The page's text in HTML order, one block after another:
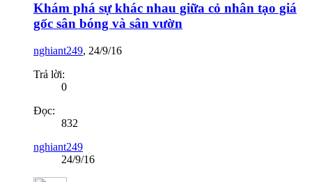
Khám phá sự khác nhau giữa cỏ nhân tạo giá
gốc sân bóng và sân vườn
nghiant249, 24/9/16
Trả lời:
0
Đọc:
832
nghiant249
24/9/16